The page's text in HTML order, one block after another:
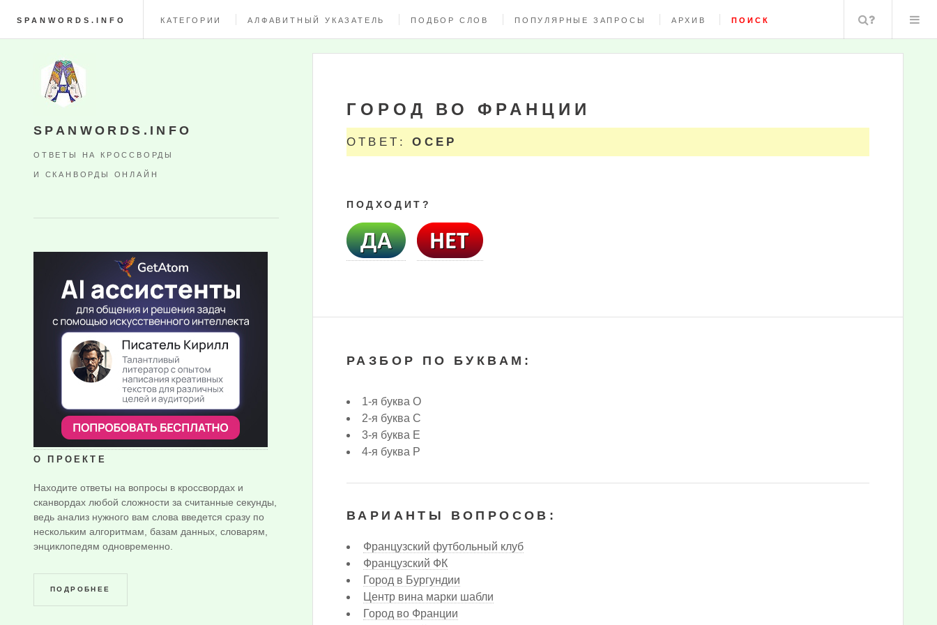
SPANWORDS.INFO КАТЕГОРИИ АЛФАВИТНЫЙ УКАЗАТЕЛЬ ПОДБОР СЛОВ ПОПУЛЯРНЫЕ ЗАПРОСЫ АРХИВ ПОИСК Поиск
ГОРОД ВО ФРАНЦИИ
ОТВЕТ:ОСЕР
ПОДХОДИТ?
РАЗБОР ПО БУКВАМ:
1-я буква О
2-я буква С
3-я буква Е
4-я буква Р
ВАРИАНТЫ ВОПРОСОВ:
Французский футбольный клуб
Французский ФК
Город в Бургундии
Центр вина марки шабли
Город во Франции
SPANWORDS.INFO
ОТВЕТЫ НА КРОССВОРДЫ
И СКАНВОРДЫ ОНЛАЙН
О ПРОЕКТЕ
Находите ответы на вопросы в кроссвордах и
сканвордах любой сложности за считанные секунды,
ведь анализ нужного вам слова введется сразу по
нескольким алгоритмам, базам данных, словарям,
энциклопедям одновременно.
ПОДРОБНЕЕ